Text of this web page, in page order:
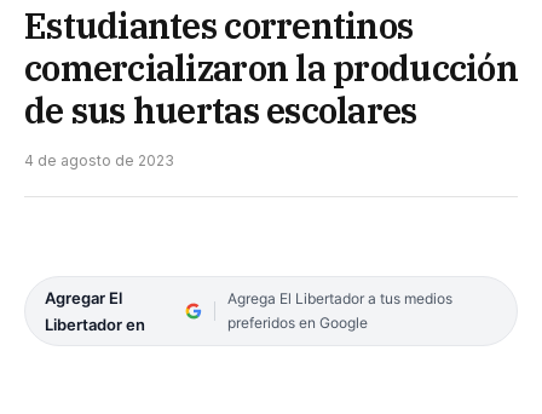
Estudiantes correntinos
comercializaron la producción
de sus huertas escolares
4 de agosto de 2023
Agregar El
Libertador en
Agrega El Libertador a tus medios
preferidos en Google